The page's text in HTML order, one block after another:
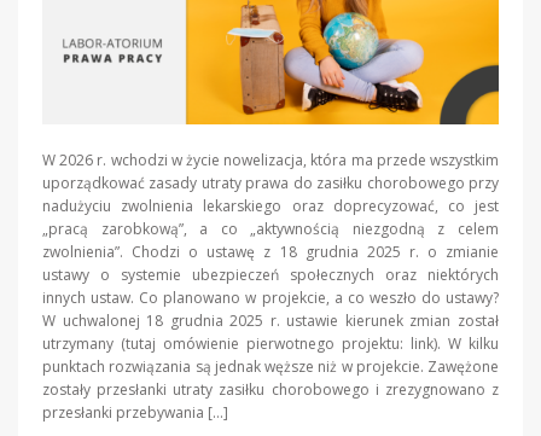
W 2026 r. wchodzi w życie nowelizacja, która ma przede wszystkim
uporządkować zasady utraty prawa do zasiłku chorobowego przy
nadużyciu zwolnienia lekarskiego oraz doprecyzować, co jest
„pracą zarobkową”, a co „aktywnością niezgodną z celem
zwolnienia”. Chodzi o ustawę z 18 grudnia 2025 r. o zmianie
ustawy o systemie ubezpieczeń społecznych oraz niektórych
innych ustaw. Co planowano w projekcie, a co weszło do ustawy?
W uchwalonej 18 grudnia 2025 r. ustawie kierunek zmian został
utrzymany (tutaj omówienie pierwotnego projektu: link). W kilku
punktach rozwiązania są jednak węższe niż w projekcie. Zawężone
zostały przesłanki utraty zasiłku chorobowego i zrezygnowano z
przesłanki przebywania […]